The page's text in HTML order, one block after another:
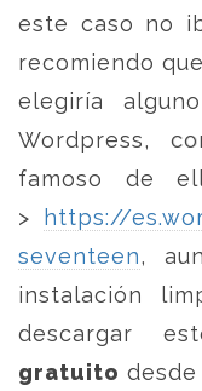
este caso no
recomiendo
elegiría
Wordpress,
famoso de
>
https://
seventeen,
instalación
descargar
gratuito